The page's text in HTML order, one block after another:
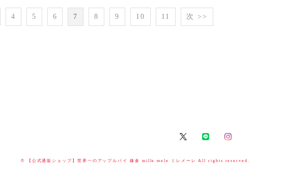
4 5 6 7 8 9 10 11 次 >>
© 【公式通販ショップ】世界一のアップルパイ 鎌倉 mille mele ミレメーレ All rights reserved.